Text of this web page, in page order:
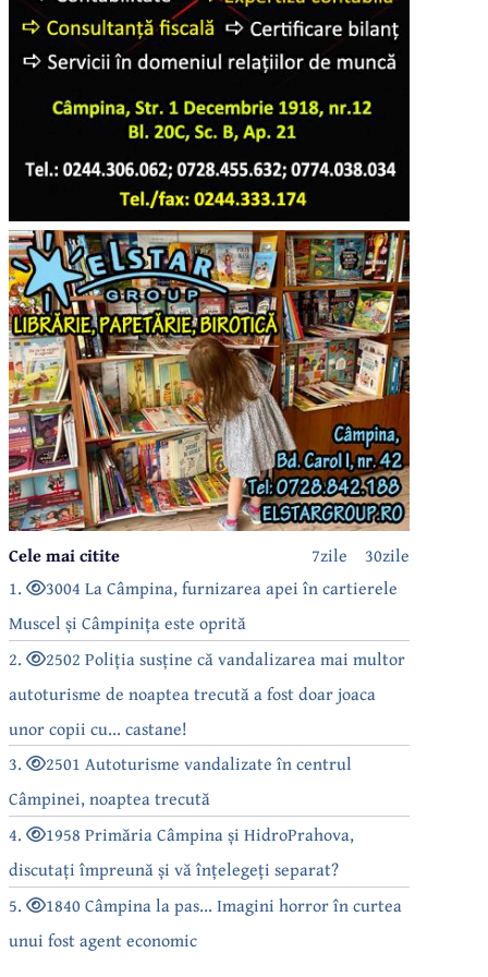
30zile
7zile
Cele mai citite
1.
3004 La Câmpina, furnizarea apei în cartierele
Muscel și Câmpinița este oprită
2.
2502 Poliția susține că vandalizarea mai multor
autoturisme de noaptea trecută a fost doar joaca
unor copii cu... castane!
3.
2501 Autoturisme vandalizate în centrul
Câmpinei, noaptea trecută
4.
1958 Primăria Câmpina și HidroPrahova,
discutați împreună și vă înțelegeți separat?
5.
1840 Câmpina la pas... Imagini horror în curtea
unui fost agent economic